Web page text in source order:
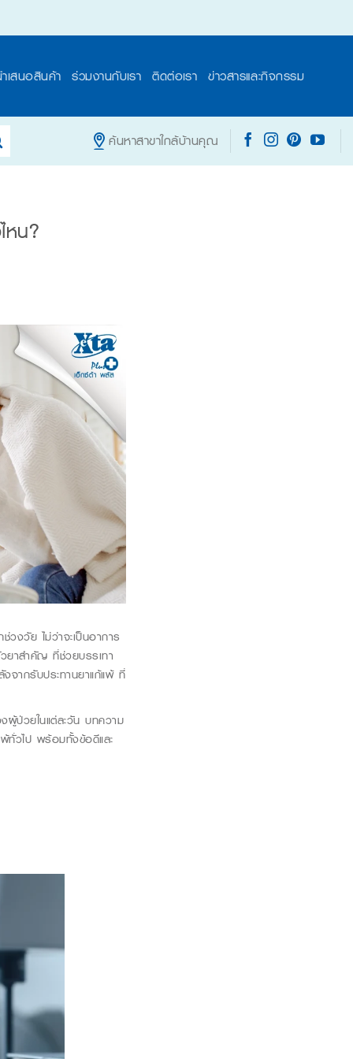
เสนอสินค้า ร่วมงานกับเรา ติดต่อเรา ข่าวสารและกิจกรรม
ค้นหาสาขาใกล้บ้านคุณ
หน?
งวัย ไม่ว่าจะเป็นอาการ
าสำคัญ ที่ช่วยบรรเทา
จากรับประทานยาแก้แพ้ ที่
ผู้ป่วยในแต่ละวัน บทความ
พ้ทั่วไป พร้อมทั้งข้อดีและ